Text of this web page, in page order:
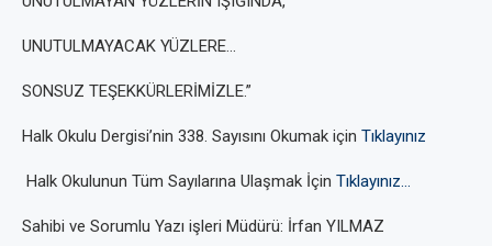
UNUTULMAYACAK YÜZLERE…
SONSUZ TEŞEKKÜRLERİMİZLE.”
Halk Okulu Dergisi’nin 338. Sayısını Okumak için Tıklayınız
Halk Okulunun Tüm Sayılarına Ulaşmak İçin Tıklayınız…
Sahibi ve Sorumlu Yazı işleri Müdürü: İrfan YILMAZ